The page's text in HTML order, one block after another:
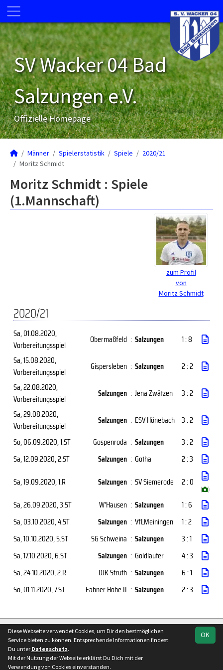
SV Wacker 04 Bad
Salzungen e.V.
Offizielle Homepage
Männer Spielerstatistik Spiele
2020/21
Moritz Schmidt
Moritz Schmidt : Spiele
(1.Mannschaft)
zum Profil
von
Moritz Schmidt
2020/21
Sa, 01.08.2020,
Vorbereitungsspiel
Obermaßfeld : Salzungen
1 : 8
Sa, 15.08.2020,
Vorbereitungsspiel
Gispersleben : Salzungen
2 : 2
Sa, 22.08.2020,
Vorbereitungsspiel
Salzungen : Jena Zwätzen
3 : 2
Sa, 29.08.2020,
Vorbereitungsspiel
Salzungen : ESV Hönebach 3 : 2
So, 06.09.2020, 1.ST Gospenroda : Salzungen
3 : 2
Sa, 12.09.2020, 2.ST Salzungen : Gotha
2 : 3
Sa, 19.09.2020, 1.R Salzungen : SV Siemerode 2 : 0
( )
Sa, 26.09.2020, 3.ST W'Hausen : Salzungen
1 : 6
Sa, 03.10.2020, 4.ST Salzungen : VfLMeiningen
1 : 2
Sa, 10.10.2020, 5.ST SG Schweina : Salzungen
3 : 1
Sa, 17.10.2020, 6.ST Salzungen : Goldlauter
4 : 3
Sa, 24.10.2020, 2.R DJK Struth : Salzungen
6 : 1
So, 01.11.2020, 7.ST Fahner Höhe II : Salzungen 2 : 3
soccero.de
Besucherstatistik
Datenschutz
OK
Diese Webseite verwendet Cookies, um Dir den bestmöglichen
Service bieten zu können. Entsprechende Informationen findest
Du unter Datenschutz.
Mit der Nutzung der Webseite erklärst Du Dich mit der
Verwendung von Cookies einverstanden.